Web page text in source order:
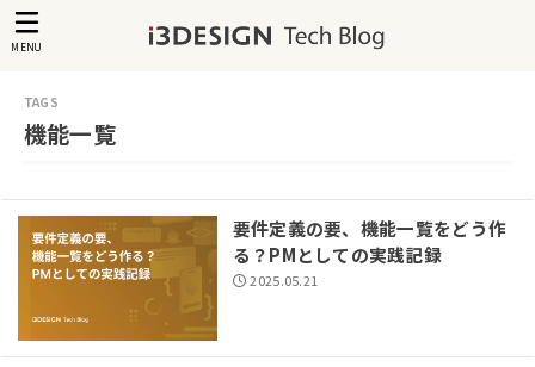
MENU
機能一覧
要件定義の要、機能一覧をどう作
る？PMとしての実践記録
2025.05.21